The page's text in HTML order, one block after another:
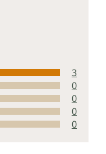
3
0
0
0
0